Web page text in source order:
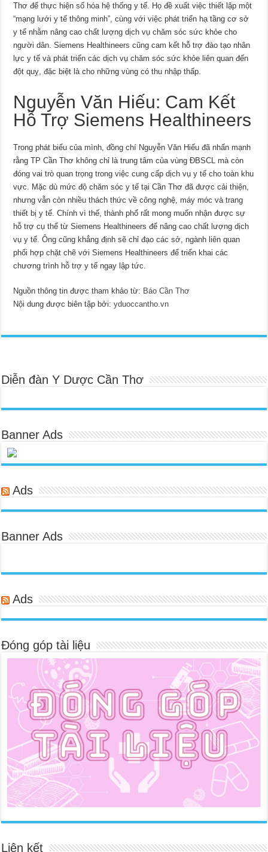
Thơ để thực hiện số hóa hệ thống y tế. Họ đề xuất việc thiết lập một
“mạng lưới y tế thông minh”, cùng với việc phát triển hạ tầng cơ sở
y tế nhằm nâng cao chất lượng dịch vụ chăm sóc sức khỏe cho
người dân. Siemens Healthineers cũng cam kết hỗ trợ đào tạo nhân
lực y tế và phát triển các dịch vụ chăm sóc sức khỏe liên quan đến
đột quỵ, đặc biệt là cho những vùng có thu nhập thấp.
Nguyễn Văn Hiếu: Cam Kết
Hỗ Trợ Siemens Healthineers
Trong phát biểu của mình, đồng chí Nguyễn Văn Hiếu đã nhấn mạnh
rằng TP Cần Thơ không chỉ là trung tâm của vùng ĐBSCL mà còn
đóng vai trò quan trọng trong việc cung cấp dịch vụ y tế cho toàn khu
vực. Mặc dù mức độ chăm sóc y tế tại Cần Thơ đã được cải thiện,
nhưng vẫn còn nhiều thách thức về công nghệ, máy móc và trang
thiết bị y tế. Chính vì thế, thành phố rất mong muốn nhận được sự
hỗ trợ cụ thể từ Siemens Healthineers để nâng cao chất lượng dịch
vụ y tế. Ông cũng khẳng định sẽ chỉ đạo các sở, ngành liên quan
phối hợp chặt chẽ với Siemens Healthineers để triển khai các
chương trình hỗ trợ y tế ngay lập tức.
Nguồn thông tin được tham khảo từ: Báo Cần Thơ
Nội dung được biên tập bởi:yduoccantho.vn
Diễn đàn Y Dược Cần Thơ
Banner Ads
Ads
Banner Ads
Ads
Đóng góp tài liệu
Liên kết